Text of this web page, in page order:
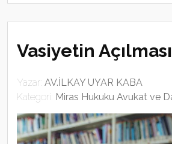
Vasiyetin
Yazar: AV.İLKAY UYAR KABA
Kategori: Miras Hukuku Avukat ve